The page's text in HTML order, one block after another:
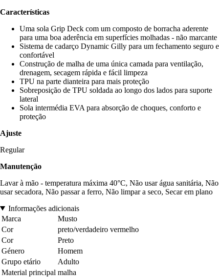
Características
Uma sola Grip Deck com um composto de borracha aderente
para uma boa aderência em superfícies molhadas - não marcante
Sistema de cadarço Dynamic Gilly para um fechamento seguro e
confortável
Construção de malha de uma única camada para ventilação,
drenagem, secagem rápida e fácil limpeza
TPU na parte dianteira para mais proteção
Sobreposição de TPU soldada ao longo dos lados para suporte
lateral
Sola intermédia EVA para absorção de choques, conforto e
proteção
Ajuste
Regular
Manutenção
Lavar à mão - temperatura máxima 40°C, Não usar água sanitária, Não
usar secadora, Não passar a ferro, Não limpar a seco, Secar em plano
Informações adicionais
Marca
Musto
Cor
preto/verdadeiro vermelho
Cor
Preto
Género
Homem
Grupo etário
Adulto
Material principal malha